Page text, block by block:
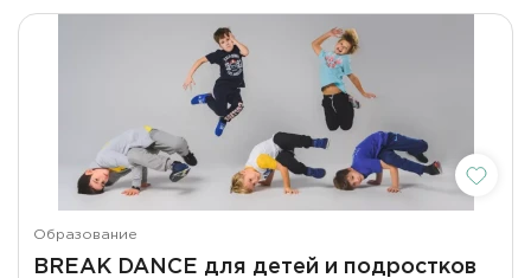
Образование
BREAK DANCE для детей и подростков